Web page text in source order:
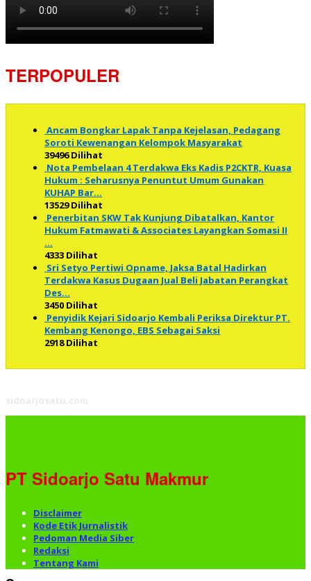
TERPOPULER
Ancam Bongkar Lapak Tanpa Kejelasan, Pedagang
Soroti Kewenangan Kelompok Masyarakat
39496 Dilihat
Nota Pembelaan 4 Terdakwa Eks Kadis P2CKTR, Kuasa
Hukum : Seharusnya Penuntut Umum Gunakan
KUHAP Bar…
13529 Dilihat
Penerbitan SKW Tak Kunjung Dibatalkan, Kantor
Hukum Fatmawati & Associates Layangkan Somasi II
…
4333 Dilihat
Sri Setyo Pertiwi Opname, Jaksa Batal Hadirkan
Terdakwa Kasus Dugaan Jual Beli Jabatan Perangkat
Des…
3450 Dilihat
Penyidik Kejari Sidoarjo Kembali Periksa Direktur PT.
Kembang Kenongo, EBS Sebagai Saksi
2918 Dilihat
PT Sidoarjo Satu Makmur
Disclaimer
Kode Etik Jurnalistik
Pedoman Media Siber
Redaksi
Tentang Kami